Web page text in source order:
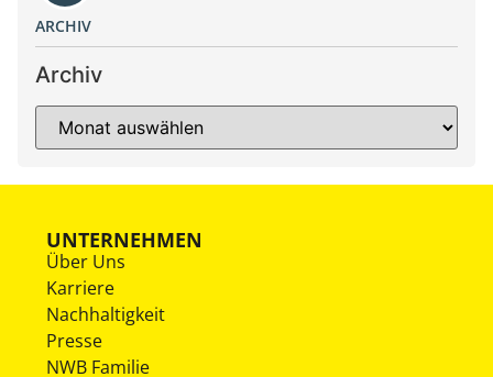
ARCHIV
Archiv
UNTERNEHMEN
Über Uns
Karriere
Nachhaltigkeit
Presse
NWB Familie